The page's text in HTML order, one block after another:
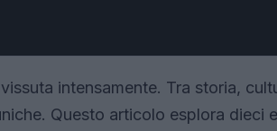
intensamente. Tra storia,
Questo articolo esplora dieci